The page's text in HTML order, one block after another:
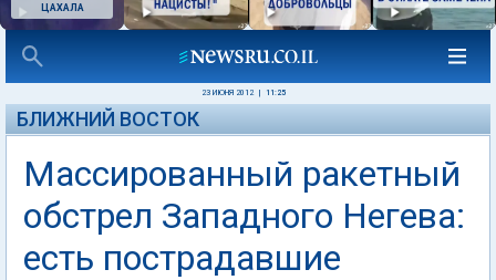
ЦАХАЛА
23 ИЮНЯ 2012 11:25
БЛИЖНИЙ ВОСТОК
Массированный ракетный
обстрел Западного Негева:
есть пострадавшие